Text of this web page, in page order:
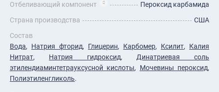
Отбеливающий компонент
Пероксид карбамида
Страна производства
США
Состав
Вода, Натрия фторид, Глицерин, Карбомер, Ксилит, Калия
Нитрат, Натрия гидроксид, Динатриевая соль
этилендиаминтетрауксусной кислоты, Мочевины пероксид,
Полиэтиленгликоль.